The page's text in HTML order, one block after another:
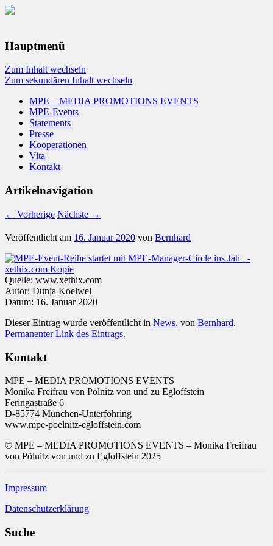
Hauptmenü
Zum Inhalt wechseln
Zum sekundären Inhalt wechseln
MPE – MEDIA PROMOTIONS EVENTS
MPE-Events
Statements
Presse
Kooperationen
Vita
Kontakt
Artikelnavigation
← Vorherige Nächste →
Veröffentlicht am 16. Januar 2020 von Bernhard
Quelle: www.xethix.com
Autor: Dunja Koelwel
Datum: 16. Januar 2020
Dieser Eintrag wurde veröffentlicht in News. von Bernhard.
Permanenter Link des Eintrags.
Kontakt
MPE – MEDIA PROMOTIONS EVENTS
Monika Freifrau von Pölnitz von und zu Egloffstein
Feringastraße 6
D-85774 München-Unterföhring
www.mpe-poelnitz-egloffstein.com
© MPE – MEDIA PROMOTIONS EVENTS – Monika Freifrau
von Pölnitz von und zu Egloffstein 2025
Impressum
Datenschutzerklärung
Suche